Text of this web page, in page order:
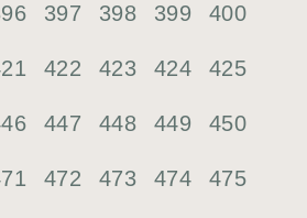
397 398 399 400
422 423 424 425
447 448 449 450
472 473 474 475